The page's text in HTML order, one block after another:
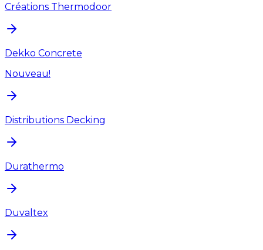
Créations Thermodoor
Dekko Concrete
Nouveau!
Distributions Decking
Durathermo
Duvaltex